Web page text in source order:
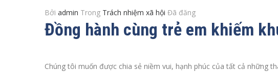
Bởi admin Trong Trách nhiệm xã hội Đã đăng
Đồng hành cùng trẻ em khiếm
Chúng tôi muốn được chia sẻ niềm vui, hạnh phúc của tất cả những